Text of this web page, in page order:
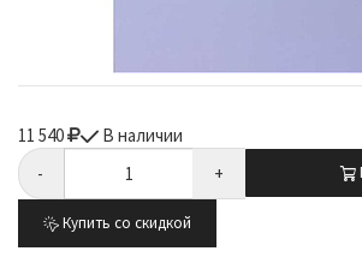
11 540
В наличии
-
+
Купить со скидкой